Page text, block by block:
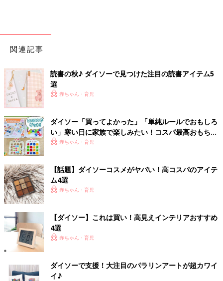
関連記事
読書の秋♪ ダイソーで見つけた注目の読書アイテム5
選
赤ちゃん・育児
ダイソー「買ってよかった」「単純ルールでおもしろ
い」寒い日に家族で楽しみたい！コスパ最高おもちゃ
4選赤ちゃん・育児
【話題】ダイソーコスメがヤバい！高コスパのアイテ
ム4選
赤ちゃん・育児
【ダイソー】これは買い！高見えインテリアおすすめ
4選
赤ちゃん・育児
ダイソーで支援！大注目のパラリンアートが超カワイ
イ♪